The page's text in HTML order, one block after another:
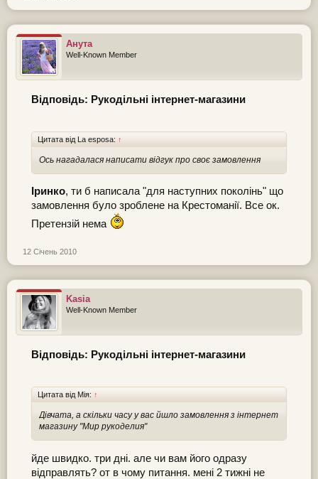
Анута
Well-Known Member
Відповідь: Рукодільні інтернет-магазини
Цитата від La esposa: ↑
Ось нагадалася написати відгук про своє замовлення
Іринко, ти б написала "для наступних поколінь" що
замовлення було зроблене на Крестоманії. Все ок.
Претензій нема
12 Січень 2010
Kasia
Well-Known Member
Відповідь: Рукодільні інтернет-магазини
Цитата від Мія: ↑
Дівчата, а скільки часу у вас йшло замовлення з інтернет
магазину "Мир рукоделия"
йде швидко. три дні. але чи вам його одразу
відправлять? от в чому питання. мені 2 тижні не